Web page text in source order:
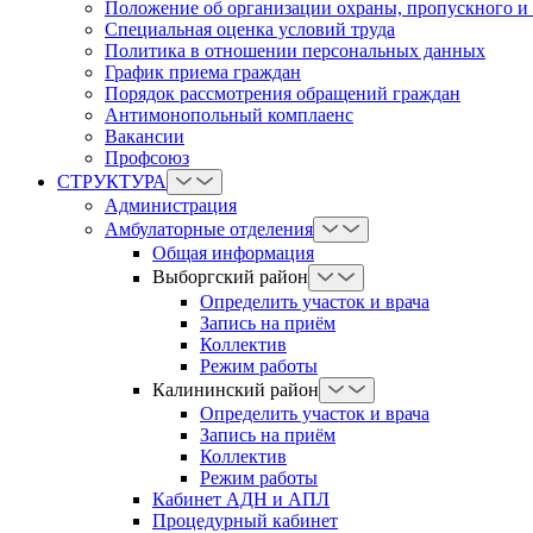
Положение об организации охраны, пропускного
Cпециальная оценка условий труда
Политика в отношении персональных данных
График приема граждан
Порядок рассмотрения обращений граждан
Антимонопольный комплаенс
Вакансии
Профсоюз
СТРУКТУРА
Администрация
Амбулаторные отделения
Общая информация
Выборгский район
Определить участок и врача
Запись на приём
Коллектив
Режим работы
Калининский район
Определить участок и врача
Запись на приём
Коллектив
Режим работы
Кабинет АДН и АПЛ
Процедурный кабинет